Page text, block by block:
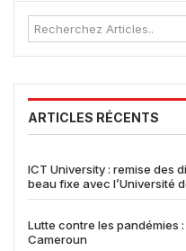
ARTICLES RÉCENTS
ICT University : remise des
beau fixe avec l’Université
Lutte contre les pandémies
Cameroun